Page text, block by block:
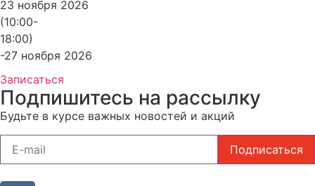
23 ноября 2026
(10:00-
18:00)
-27 ноября 2026
Записаться
Подпишитесь на рассылку
Будьте в курсе важных новостей и акций